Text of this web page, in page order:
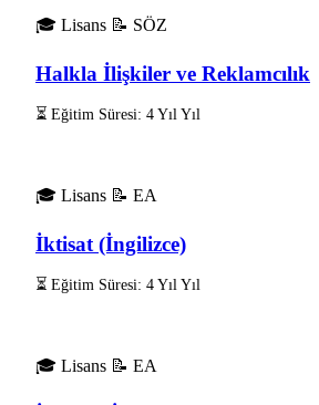
🎓 Lisans 📝 SÖZ
Halkla İlişkiler ve Reklamcılık
⏳ Eğitim Süresi: 4 Yıl Yıl
🎓 Lisans 📝 EA
İktisat (İngilizce)
⏳ Eğitim Süresi: 4 Yıl Yıl
🎓 Lisans 📝 EA